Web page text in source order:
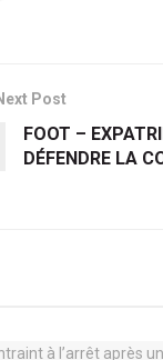
Post
FOOT –
DÉFENDRE LA